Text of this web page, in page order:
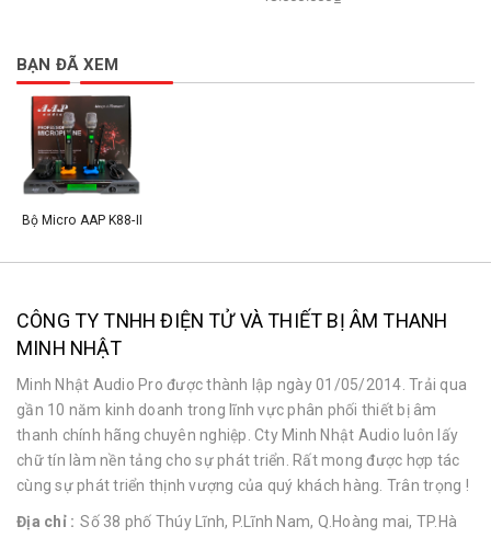
BẠN ĐÃ XEM
Bộ Micro AAP K88-II
CÔNG TY TNHH ĐIỆN TỬ VÀ THIẾT BỊ ÂM THANH
MINH NHẬT
Minh Nhật Audio Pro được thành lập ngày 01/05/2014. Trải qua
gần 10 năm kinh doanh trong lĩnh vực phân phối thiết bị âm
thanh chính hãng chuyên nghiệp. Cty Minh Nhật Audio luôn lấy
chữ tín làm nền tảng cho sự phát triển. Rất mong được hợp tác
cùng sự phát triển thịnh vượng của quý khách hàng. Trân trọng !
Địa chỉ : Số 38 phố Thúy Lĩnh, P.Lĩnh Nam, Q.Hoàng mai, TP.Hà